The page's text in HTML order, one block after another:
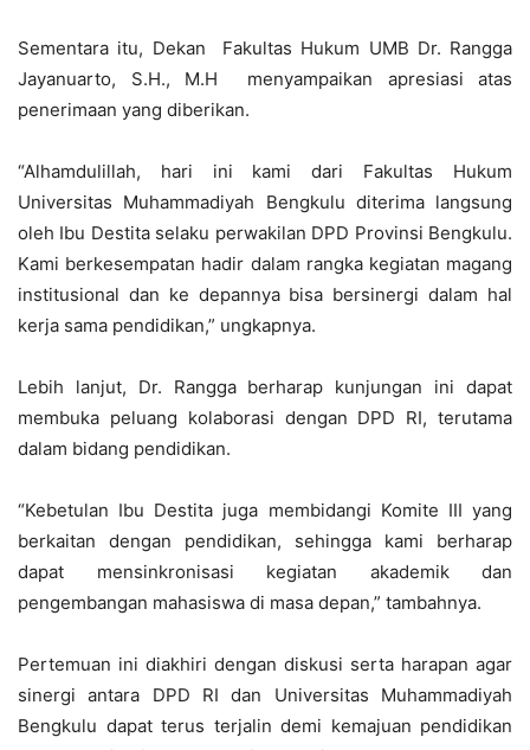
Sementara itu, Dekan Fakultas Hukum UMB Dr. Rangga
Jayanuarto, S.H., M.H menyampaikan apresiasi atas
penerimaan yang diberikan.
“Alhamdulillah, hari ini kami dari Fakultas Hukum
Universitas Muhammadiyah Bengkulu diterima langsung
oleh Ibu Destita selaku perwakilan DPD Provinsi Bengkulu.
Kami berkesempatan hadir dalam rangka kegiatan magang
institusional dan ke depannya bisa bersinergi dalam hal
kerja sama pendidikan,” ungkapnya.
Lebih lanjut, Dr. Rangga berharap kunjungan ini dapat
membuka peluang kolaborasi dengan DPD RI, terutama
dalam bidang pendidikan.
“Kebetulan Ibu Destita juga membidangi Komite III yang
berkaitan dengan pendidikan, sehingga kami berharap
dapat mensinkronisasi kegiatan akademik dan
pengembangan mahasiswa di masa depan,” tambahnya.
Pertemuan ini diakhiri dengan diskusi serta harapan agar
sinergi antara DPD RI dan Universitas Muhammadiyah
Bengkulu dapat terus terjalin demi kemajuan pendidikan